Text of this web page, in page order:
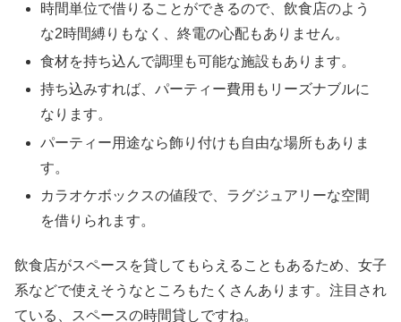
時間単位で借りることができるので、飲食店のよう
な2時間縛りもなく、終電の心配もありません。
食材を持ち込んで調理も可能な施設もあります。
持ち込みすれば、パーティー費用もリーズナブルに
なります。
パーティー用途なら飾り付けも自由な場所もありま
す。
カラオケボックスの値段で、ラグジュアリーな空間
を借りられます。
飲食店がスペースを貸してもらえることもあるため、女子
系などで使えそうなところもたくさんあります。注目され
ている、スペースの時間貸しですね。